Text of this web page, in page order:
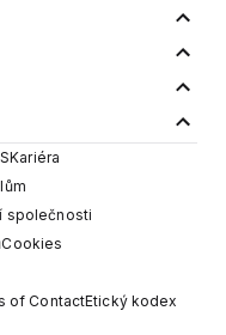
Kariéra
společnosti
Cookies
of ContactEtický kodex